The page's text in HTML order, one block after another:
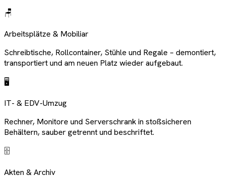
🪑
Arbeitsplätze & Mobiliar
Schreibtische, Rollcontainer, Stühle und Regale – demontiert,
transportiert und am neuen Platz wieder aufgebaut.
🖥️
IT- & EDV-Umzug
Rechner, Monitore und Serverschrank in stoßsicheren
Behältern, sauber getrennt und beschriftet.
🗄️
Akten & Archiv